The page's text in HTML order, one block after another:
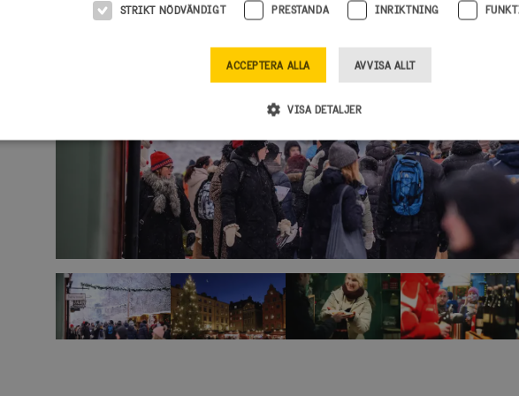
STRIKT NÖDVÄNDIGT PRESTANDA INRIKTNING
ACCEPTERA ALLA AVVISA ALLT
VISA DETALJER
Strikt nödvändigt Prestanda Inriktning Funktioner
Strikt nödvändiga cookies tillåter webbplatsfunktioner som användarinloggning och kontohantering men bidrar
Webbplatsen kan inte användas ordentligt utan strikt nödvändiga cookies.
Leverantör / Domän Utgång
Beskrivning
.visitsweden.com 1 år
Denna cookie är kopplad till Django
Python. Den är utformad för att skydda en
programvaruattack på webbformulär.
receive-cookie-
deprecation
.doubleclick.net
6
månader
Denna cookie används för att signalera till
avskrivning av cookies som mottas av